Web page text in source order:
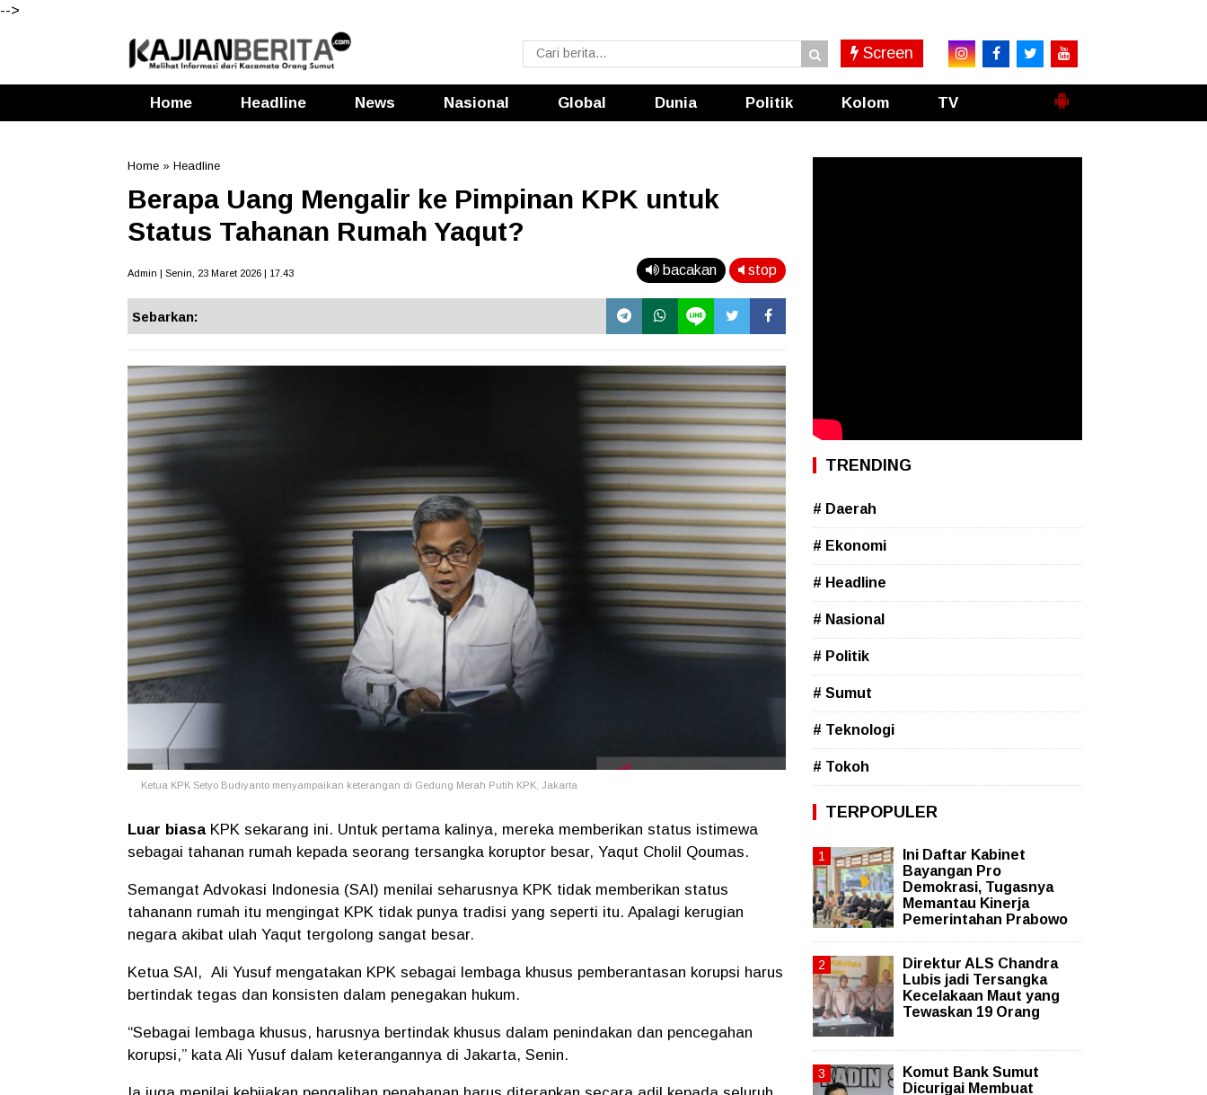
-->
Screen
Home Headline News Nasional Global Dunia Politik Kolom TV
Home » Headline
Berapa Uang Mengalir ke Pimpinan KPK untuk
Status Tahanan Rumah Yaqut?
Admin | Senin, 23 Maret 2026 | 17.43 bacakan stop
Sebarkan:
Ketua KPK Setyo Budiyanto menyampaikan keterangan di Gedung Merah Putih KPK, Jakarta
Luar biasa KPK sekarang ini. Untuk pertama kalinya, mereka memberikan status istimewa
sebagai tahanan rumah kepada seorang tersangka koruptor besar, Yaqut Cholil Qoumas.
Semangat Advokasi Indonesia (SAI) menilai seharusnya KPK tidak memberikan status
tahanann rumah itu mengingat KPK tidak punya tradisi yang seperti itu. Apalagi kerugian
negara akibat ulah Yaqut tergolong sangat besar.
Ketua SAI, Ali Yusuf mengatakan KPK sebagai lembaga khusus pemberantasan korupsi harus
bertindak tegas dan konsisten dalam penegakan hukum.
“Sebagai lembaga khusus, harusnya bertindak khusus dalam penindakan dan pencegahan
korupsi,” kata Ali Yusuf dalam keterangannya di Jakarta, Senin.
TRENDING
# Daerah
# Ekonomi
# Headline
# Nasional
# Politik
# Sumut
# Teknologi
# Tokoh
TERPOPULER
Ini Daftar Kabinet
Bayangan Pro
Demokrasi, Tugasnya
Memantau Kinerja
Pemerintahan Prabowo
Direktur ALS Chandra
Lubis jadi Tersangka
Kecelakaan Maut yang
Tewaskan 19 Orang
Komut Bank Sumut
Dicurigai Membuat